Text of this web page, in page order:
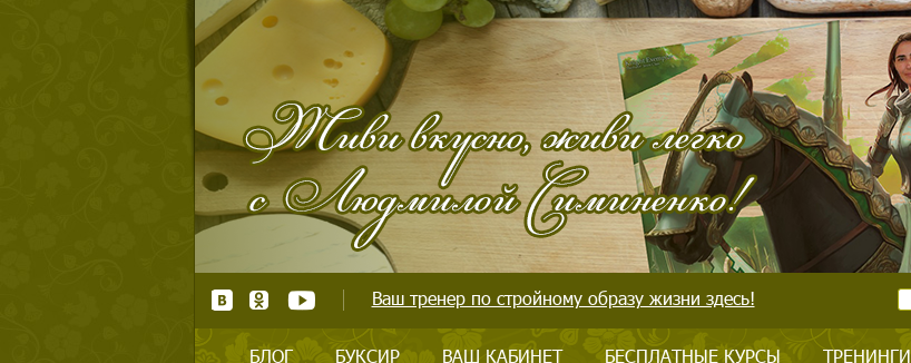
Ваш тренер по стройному образу жизни здесь!
БЛОГ БУКСИР ВАШ КАБИНЕТ БЕСПЛАТНЫЕ КУРСЫ ТРЕНИНГИ